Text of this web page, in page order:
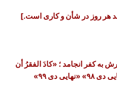
هر روز در شأن و کارى است.]
به کفر انجامد ؛ «کادَ الفقرُ أن
«نهایی دی ۹۹»